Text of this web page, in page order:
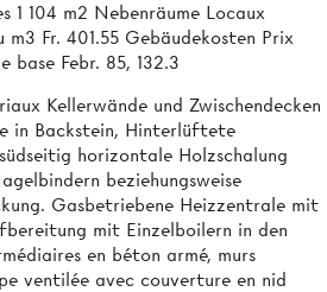
104 m2 Nebenräume Locaux
Fr. 401.55 Gebäudekosten Prix
base Febr. 85, 132.3
Kellerwände und Zwischendecken
in Backstein, Hinterlüftete
horizontale Holzschalung
beziehungsweise
Gasbetriebene Heizzentrale mit
mit Einzelboilern in den
en béton armé, murs
ventilée avec couverture en nid